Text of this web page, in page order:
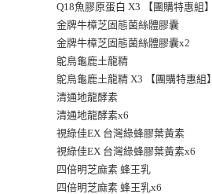
Q18魚膠原蛋白 X3 【團購特惠組】
金牌牛樟芝固態菌絲體膠囊
金牌牛樟芝固態菌絲體膠囊x2
鴕鳥龜鹿土龍精
鴕鳥龜鹿土龍精 X3 【團購特惠組】
清通地龍酵素
清通地龍酵素x6
視綠佳EX 台灣綠蜂膠葉黃素
視綠佳EX 台灣綠蜂膠葉黃素x6
四倍明芝麻素 蜂王乳
四倍明芝麻素 蜂王乳x6